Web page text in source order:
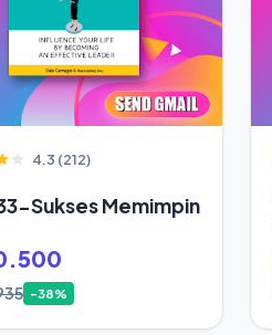
4.3 (212)
Sukses Memimpin
-38%